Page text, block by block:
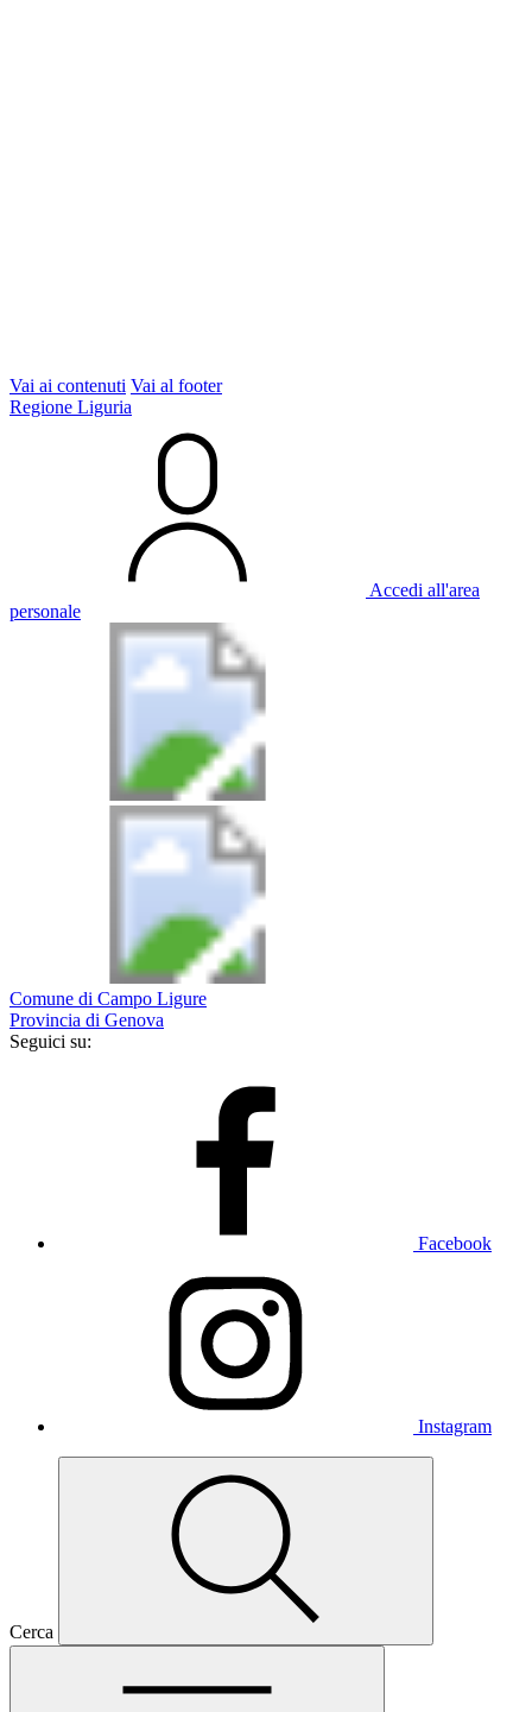
Vai ai contenuti Vai al footer
Regione Liguria
Accedi all'area
personale
Comune di Campo Ligure
Provincia di Genova
Seguici su:
Facebook
Instagram
Cerca